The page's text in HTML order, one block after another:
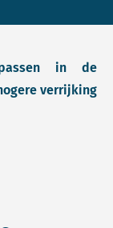
in de
verrijking